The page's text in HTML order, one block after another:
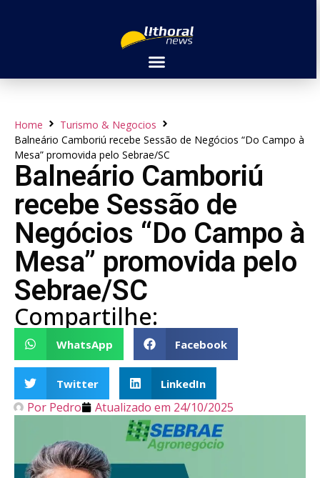
Home
Turismo & Negocios
Balneário Camboriú recebe Sessão de Negócios “Do Campo à
Mesa” promovida pelo Sebrae/SC
Balneário Camboriú
recebe Sessão de
Negócios “Do Campo à
Mesa” promovida pelo
Sebrae/SC
Compartilhe:
WhatsApp Facebook
Twitter LinkedIn
Por Pedro Atualizado em 24/10/2025